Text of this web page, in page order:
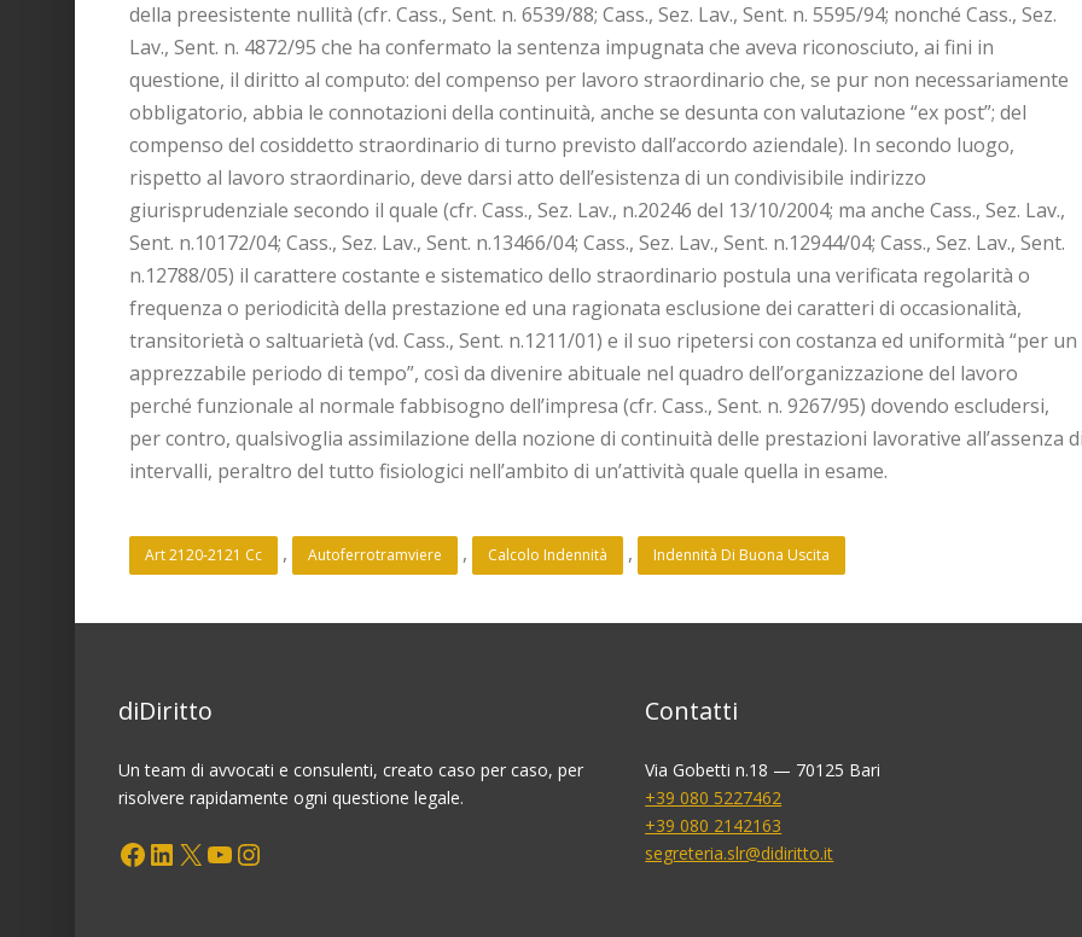
della preesistente nullità (cfr. Cass., Sent. n. 6539/88; Cass., Sez. Lav., Sent. n. 5595/94; nonché Cass., Sez.
Lav., Sent. n. 4872/95 che ha confermato la sentenza impugnata che aveva riconosciuto, ai fini in
questione, il diritto al computo: del compenso per lavoro straordinario che, se pur non necessariamente
obbligatorio, abbia le connotazioni della continuità, anche se desunta con valutazione “ex post”; del
compenso del cosiddetto straordinario di turno previsto dall’accordo aziendale). In secondo luogo,
rispetto al lavoro straordinario, deve darsi atto dell’esistenza di un condivisibile indirizzo
giurisprudenziale secondo il quale (cfr. Cass., Sez. Lav., n.20246 del 13/10/2004; ma anche Cass., Sez. Lav.,
Sent. n.10172/04; Cass., Sez. Lav., Sent. n.13466/04; Cass., Sez. Lav., Sent. n.12944/04; Cass., Sez. Lav., Sent.
n.12788/05) il carattere costante e sistematico dello straordinario postula una verificata regolarità o
frequenza o periodicità della prestazione ed una ragionata esclusione dei caratteri di occasionalità,
transitorietà o saltuarietà (vd. Cass., Sent. n.1211/01) e il suo ripetersi con costanza ed uniformità “per un
apprezzabile periodo di tempo”, così da divenire abituale nel quadro dell’organizzazione del lavoro
perché funzionale al normale fabbisogno dell’impresa (cfr. Cass., Sent. n. 9267/95) dovendo escludersi,
per contro, qualsivoglia assimilazione della nozione di continuità delle prestazioni lavorative all’assenza
intervalli, peraltro del tutto fisiologici nell’ambito di un’attività quale quella in esame.
Art 2120-2121 Cc , Autoferrotramviere , Calcolo Indennità , Indennità Di Buona Uscita
diDiritto
Un team di avvocati e consulenti, creato caso per caso, per
risolvere rapidamente ogni questione legale.
Facebook LinkedIn X YouTube Instagram
Contatti
Via Gobetti n.18 — 70125 Bari
+39 080 5227462
+39 080 2142163
segreteria.slr@didiritto.it